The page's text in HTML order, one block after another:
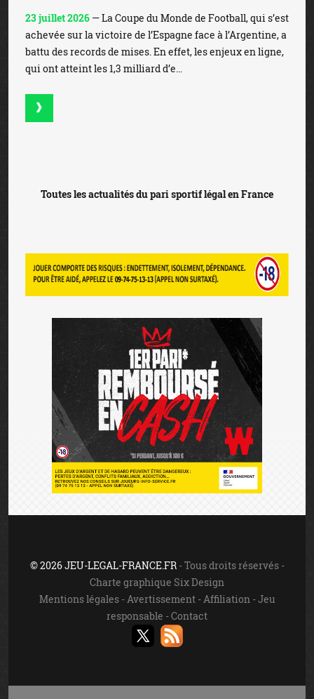
23 juillet 2026 — La Coupe du Monde de Football, qui s’est
achevée sur la victoire de l’Espagne face à l’Argentine, a
battu des records de mises. En effet, les enjeux en ligne,
qui ont atteint les 1,3 milliard d’e...
Toutes les actualités du pari sportif légal en France
© 2026 JEU-LEGAL-FRANCE.FR- Tous droits réservés -
Charte graphique Six Design
Mentions légales-Avertissement-Affiliation-Jeu
responsable -Contact